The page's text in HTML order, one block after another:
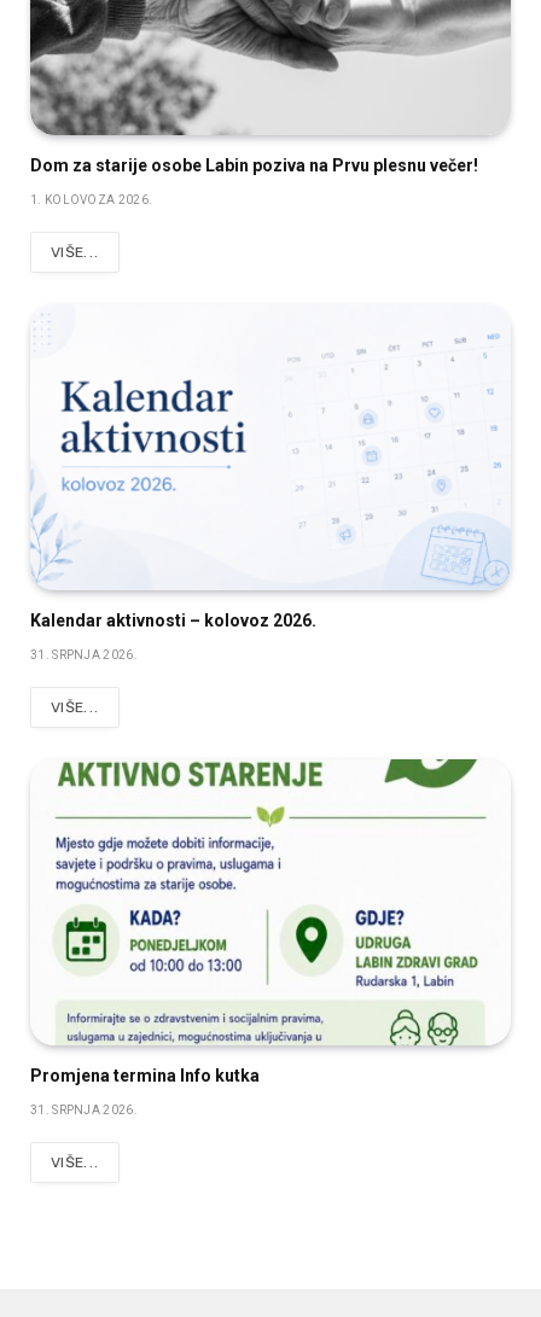
Dom za starije osobe Labin poziva na Prvu plesnu večer!
1. KOLOVOZA 2026.
VIŠE...
Kalendar aktivnosti – kolovoz 2026.
31. SRPNJA 2026.
VIŠE...
Promjena termina Info kutka
31. SRPNJA 2026.
VIŠE...